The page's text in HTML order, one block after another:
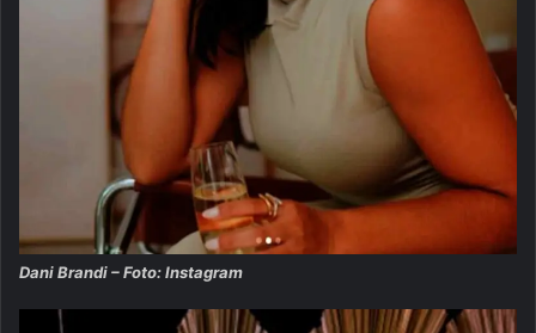
Dani Brandi – Foto: Instagram